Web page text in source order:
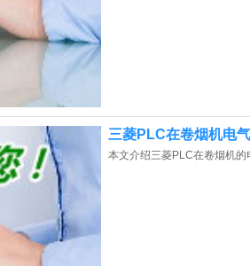
三菱PLC在卷烟机电
本文介绍三菱PLC在卷烟机